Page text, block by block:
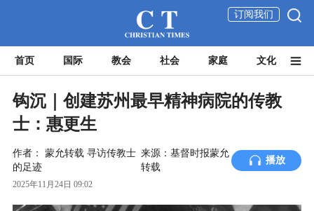
订阅我们
首页 国际 教会 社会 家庭 文化
钩沉｜创建苏州最早精神病院的传教
士：惠更生
作者： 蒙允转载 寻访传教士
的足迹
来源：基督时报蒙允
转载
播放
2025年11月24日 09:02